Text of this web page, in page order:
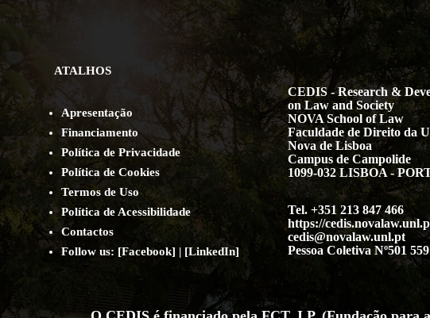
ATALHOS
Apresentação
Financiamento
Política de Privacidade
Política de Cookies
Termos de Uso
Política de Acessibilidade
Contactos
Follow us: [Facebook] | [LinkedIn]
CEDIS - Research &
on Law and Society
NOVA School of Law
Faculdade de Direito da
Nova de Lisboa
Campus de Campolide
1099-032 LISBOA -
Tel. +351 213 847 466
https://
cedis@novalaw.unl.pt
Pessoa Coletiva Nº501